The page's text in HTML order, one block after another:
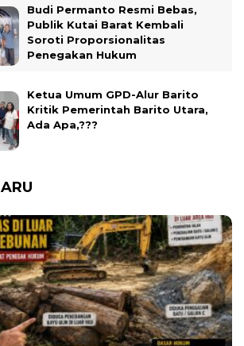
Budi Permanto Resmi Bebas,
Publik Kutai Barat Kembali
Soroti Proporsionalitas
Penegakan Hukum
Ketua Umum GPD-Alur Barito
Kritik Pemerintah Barito Utara,
Ada Apa,???